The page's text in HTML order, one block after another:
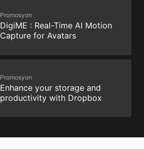
Promosyon
DigiME : Real-Time AI Motion
Capture for Avatars
Promosyon
Enhance your storage and
productivity with Dropbox